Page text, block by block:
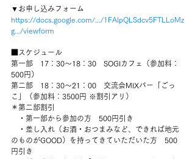
▼お申し込みフォーム
https://docs.google.com/.../1FAIpQLSdcv5FTLLoMz
g.../viewform
■スケジュール
第一部　17：30～18：30　SOGIカフェ（参加料：
500円）
第二部　18：30～21：00　交流会MIXバー「ごっ
こ」（参加料：3500円 ※割引アリ）
＊第二部割引
・第一部から参加の方　500円引き
・差し入れ（お酒・おつまみなど、できれば地元
のものがGOOD）を持ってきていただいた方　500
円引き